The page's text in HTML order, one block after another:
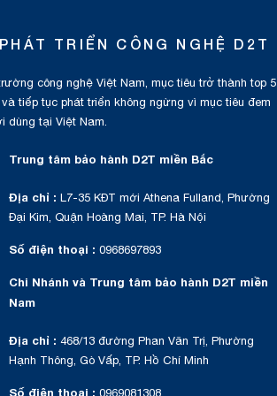
TRIỂN CÔNG NGHỆ D2T
công nghệ Việt Nam, mục tiêu trở thành top 5
tiếp tục phát triển không ngừng vì mục tiêu đem
dùng tại Việt Nam.
Trung tâm bảo hành D2T miền Bắc
Địa chỉ : L7-35 KĐT mới Athena Fulland, Phường
Đại Kim, Quận Hoàng Mai, TP. Hà Nội
Số điện thoại : 0968697893
Chi Nhánh và Trung tâm bảo hành D2T miền
Nam
Địa chỉ : 468/13 đường Phan Văn Trị, Phường
Hạnh Thông, Gò Vấp, TP. Hồ Chí Minh
Số điện thoại : 0969081308